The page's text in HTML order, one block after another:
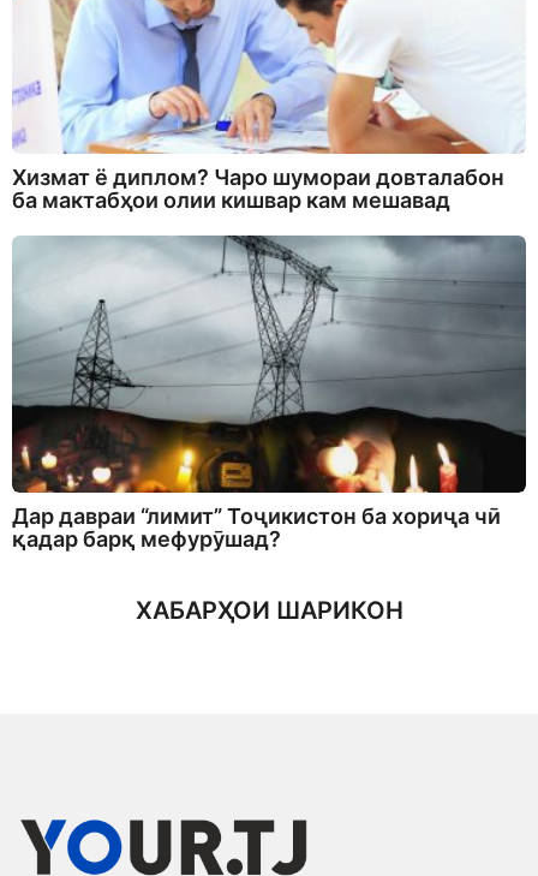
Хизмат ё диплом? Чаро шумораи довталабон
ба мактабҳои олии кишвар кам мешавад
Дар давраи “лимит” Тоҷикистон ба хориҷа чӣ
қадар барқ мефурӯшад?
ХАБАРҲОИ ШАРИКОН